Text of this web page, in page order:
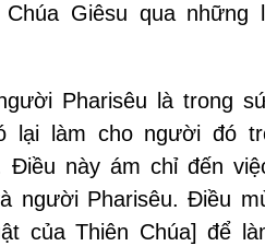
Giêsu qua
Pharisêu là trong
lại làm cho người đó
Điều này ám chỉ đến
người Pharisêu. Điều
của Thiên Chúa] để